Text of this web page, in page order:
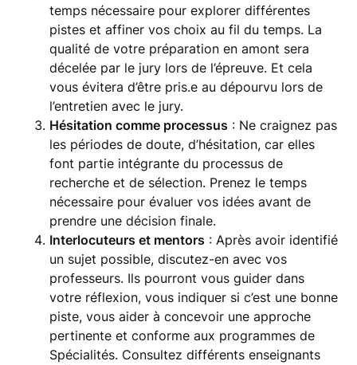
temps nécessaire pour explorer différentes
pistes et affiner vos choix au fil du temps. La
qualité de votre préparation en amont sera
décelée par le jury lors de l’épreuve. Et cela
vous évitera d’être pris.e au dépourvu lors de
l’entretien avec le jury.
Hésitation comme processus : Ne craignez pas
les périodes de doute, d’hésitation, car elles
font partie intégrante du processus de
recherche et de sélection. Prenez le temps
nécessaire pour évaluer vos idées avant de
prendre une décision finale.
Interlocuteurs et mentors : Après avoir identifié
un sujet possible, discutez-en avec vos
professeurs. Ils pourront vous guider dans
votre réflexion, vous indiquer si c’est une bonne
piste, vous aider à concevoir une approche
pertinente et conforme aux programmes de
Spécialités. Consultez différents enseignants